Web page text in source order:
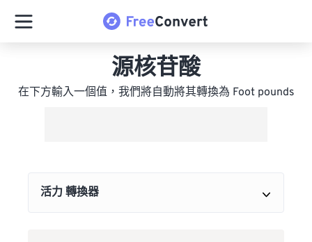
源核苷酸
在下方輸入一個值，我們將自動將其轉換為 Foot pounds